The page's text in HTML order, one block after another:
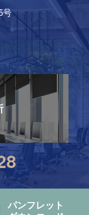
号
パンフレット